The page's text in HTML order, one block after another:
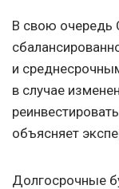
В свою очередь
и
в случае
объясняет
Долгосрочные